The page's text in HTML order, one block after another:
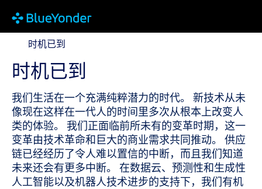
时机已到时机已到
时机已到
我们生活在一个充满纯粹潜力的时代。 新技术从未
像现在这样在一代人的时间里多次从根本上改变人
类的体验。 我们正面临前所未有的变革时期，这一
变革由技术革命和巨大的商业需求共同推动。 供应
链已经经历了令人难以置信的中断，而且我们知道
未来还会有更多中断。 在数据云、预测性和生成性
人工智能以及机器人技术进步的支持下，我们有机